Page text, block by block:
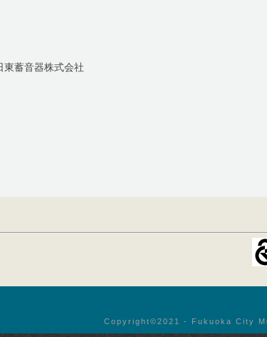
蓄音器株式会社
Copyright©︎2021 - Fukuoka City